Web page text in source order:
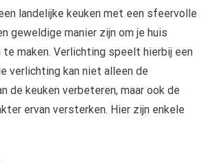
landelijke keuken met een sfeervolle
geweldige manier zijn om je huis
maken. Verlichting speelt hierbij een
verlichting kan niet alleen de
de keuken verbeteren, maar ook de
ervan versterken. Hier zijn enkele